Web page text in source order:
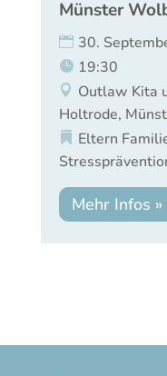
Münster
30.
19:30
Outlaw Kita
Holtrode,
Eltern
Mehr Infos »